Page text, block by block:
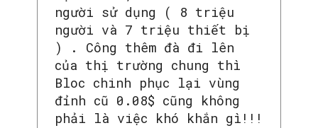
SEARCH...
người sử dụng ( 8 triệu
người và 7 triệu thiết bị
) . Công thêm đà đi lên
của thị trường chung thì
Bloc chinh phục lại vùng
đỉnh cũ 0.08$ cũng không
phải là việc khó khắn gì!!!